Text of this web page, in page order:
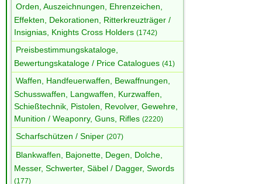
Orden, Auszeichnungen, Ehrenzeichen,
Effekten, Dekorationen, Ritterkreuzträger /
Insignias, Knights Cross Holders (1742)
Preisbestimmungskataloge,
Bewertungskataloge / Price Catalogues (41)
Waffen, Handfeuerwaffen, Bewaffnungen,
Schusswaffen, Langwaffen, Kurzwaffen,
Schießtechnik, Pistolen, Revolver, Gewehre,
Munition / Weaponry, Guns, Rifles (2220)
Scharfschützen / Sniper (207)
Blankwaffen, Bajonette, Degen, Dolche,
Messer, Schwerter, Säbel / Dagger, Swords
(177)